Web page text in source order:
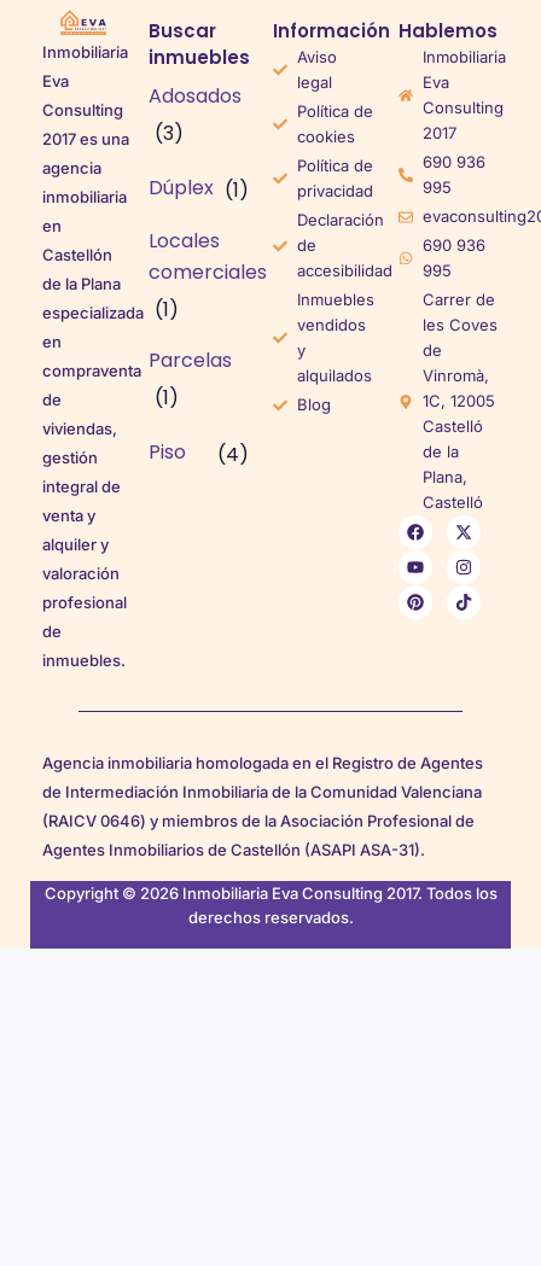
Inmobiliaria
Eva
Consulting
2017 es una
agencia
inmobiliaria
en
Castellón
de la Plana
especializada
en
compraventa
de
viviendas,
gestión
integral de
venta y
alquiler y
valoración
profesional
de
inmuebles.
Buscar
inmuebles
Adosados
(3)
Dúplex (1)
Locales
comerciales
(1)
Parcelas
(1)
Piso
(4)
Información
Aviso
legal
Política de
cookies
Política de
privacidad
Declaración
de
accesibilidad
Inmuebles
vendidos
y
alquilados
Blog
Hablemos
Inmobiliaria
Eva
Consulting
2017
690 936
995
690 936
995
Carrer de
les Coves
de
Vinromà,
1C, 12005
Castelló
de la
Plana,
Castelló
Agencia inmobiliaria homologada en el Registro de Agentes
de Intermediación Inmobiliaria de la Comunidad Valenciana
(RAICV 0646) y miembros de la Asociación Profesional de
Agentes Inmobiliarios de Castellón (ASAPI ASA-31).
Copyright © 2026 Inmobiliaria Eva Consulting 2017. Todos los
derechos reservados.